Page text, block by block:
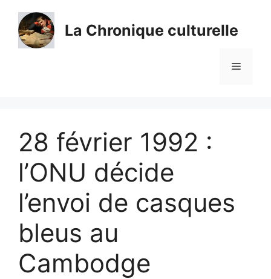
contenu
La Chronique culturelle
Menu
28 février 1992 :
l’ONU décide
l’envoi de casques
bleus au
Cambodge